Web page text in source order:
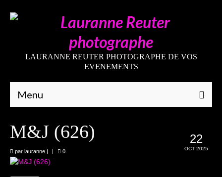
LAURANNE REUTER PHOTOGRAPHE DE VOS
EVENEMENTS
Menu
Mariages
22
OCT 2025
M&J (626)
par lauranne | | 0